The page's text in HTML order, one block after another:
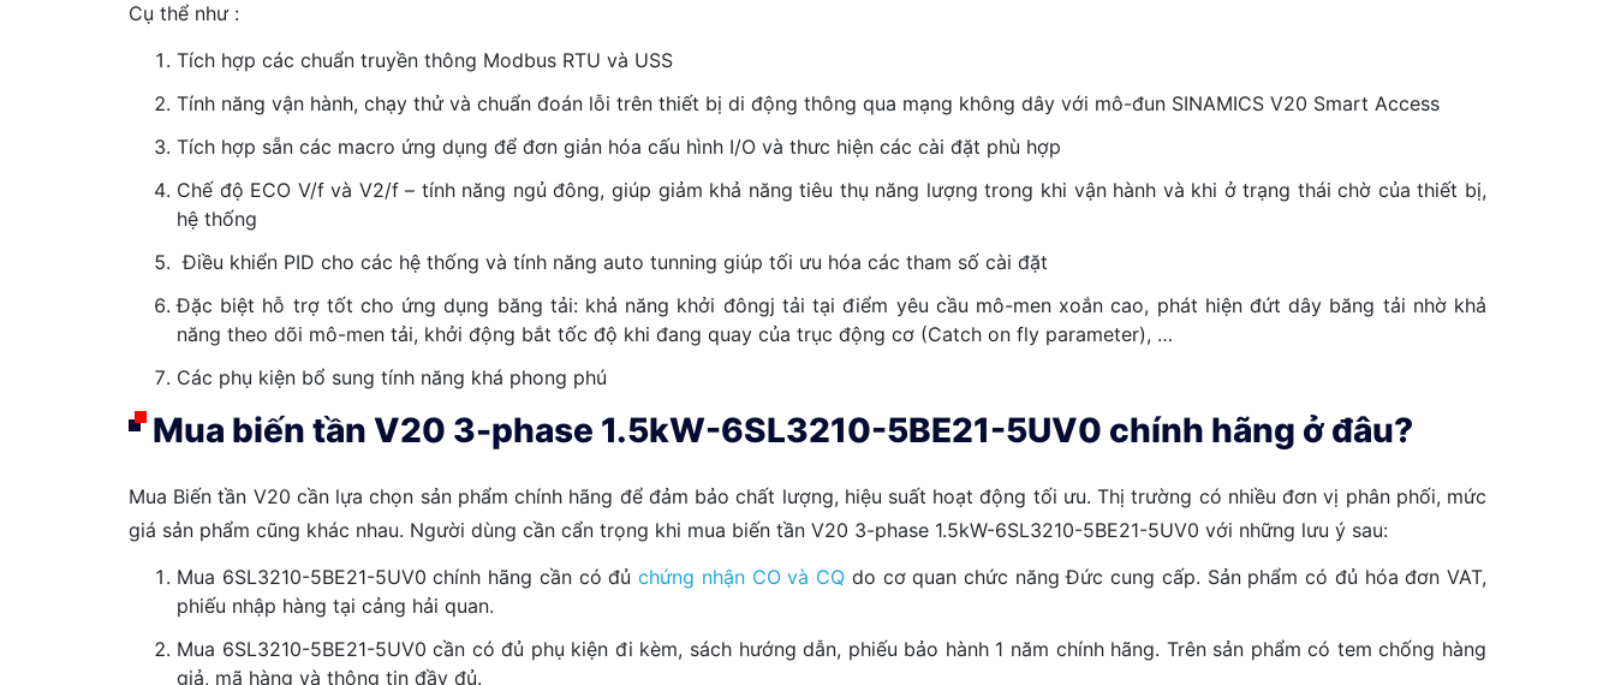
Cụ thể như :
Tích hợp các chuẩn truyền thông Modbus RTU và USS
Tính năng vận hành, chạy thử và chuẩn đoán lỗi trên thiết bị di động thông qua mạng không dây với mô-đun SINAMICS V20 Smart Access
Tích hợp sẵn các macro ứng dụng để đơn giản hóa cấu hình I/O và thưc hiện các cài đặt phù hợp
Chế độ ECO V/f và V2/f – tính năng ngủ đông, giúp giảm khả năng tiêu thụ năng lượng trong khi vận hành và khi ở trạng thái chờ của thiết bị,
hệ thống
Điều khiển PID cho các hệ thống và tính năng auto tunning giúp tối ưu hóa các tham số cài đặt
Đặc biệt hỗ trợ tốt cho ứng dụng băng tải: khả năng khởi đôngj tải tại điểm yêu cầu mô-men xoắn cao, phát hiện đứt dây băng tải nhờ khả
năng theo dõi mô-men tải, khởi động bắt tốc độ khi đang quay của trục động cơ (Catch on fly parameter), …
Các phụ kiện bổ sung tính năng khá phong phú
Mua biến tần V20 3-phase 1.5kW-6SL3210-5BE21-5UV0 chính hãng ở đâu?
Mua Biến tần V20 cần lựa chọn sản phẩm chính hãng để đảm bảo chất lượng, hiệu suất hoạt động tối ưu. Thị trường có nhiều đơn vị phân phối, mức
giá sản phẩm cũng khác nhau. Người dùng cần cẩn trọng khi mua biến tần V20 3-phase 1.5kW-6SL3210-5BE21-5UV0 với những lưu ý sau:
Mua 6SL3210-5BE21-5UV0 chính hãng cần có đủchứng nhận CO và CQ do cơ quan chức năng Đức cung cấp. Sản phẩm có đủ hóa đơn VAT,
phiếu nhập hàng tại cảng hải quan.
Mua 6SL3210-5BE21-5UV0 cần có đủ phụ kiện đi kèm, sách hướng dẫn, phiếu bảo hành 1 năm chính hãng. Trên sản phẩm có tem chống hàng
giả, mã hàng và thông tin đầy đủ.